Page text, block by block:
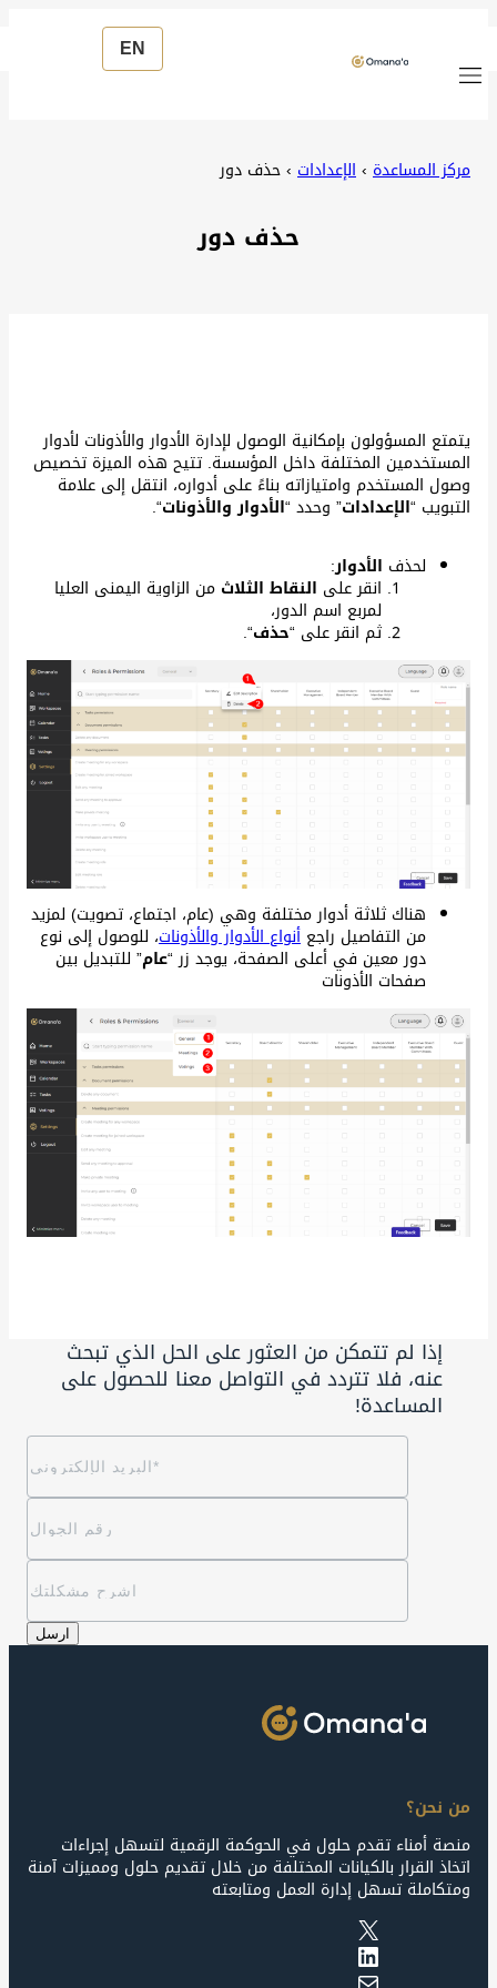
EN
مركز المساعدة ›الإعدادات ›حذف دور
حذف دور
يتمتع المسؤولون بإمكانية الوصول لإدارة الأدوار والأذونات لأدوار
المستخدمين المختلفة داخل المؤسسة. تتيح هذه الميزة تخصيص
وصول المستخدم وامتيازاته بناءً على أدواره، انتقل إلى علامة
التبويب “الإعدادات” وحدد “الأدوار والأذونات“.
لحذف الأدوار:
انقر على النقاط الثلاث من الزاوية اليمنى العليا
لمربع اسم الدور،
ثم انقر على “حذف“.
هناك ثلاثة أدوار مختلفة وهي (عام، اجتماع، تصويت) لمزيد
من التفاصيل راجع أنواع الأدوار والأذونات، للوصول إلى نوع
دور معين في أعلى الصفحة، يوجد زر “عام” للتبديل بين
صفحات الأذونات
إذا لم تتمكن من العثور على الحل الذي تبحث
عنه، فلا تتردد في التواصل معنا للحصول على
المساعدة!
من نحن؟
منصة أمناء تقدم حلول في الحوكمة الرقمية لتسهل إجراءات
اتخاذ القرار بالكيانات المختلفة من خلال تقديم حلول ومميزات آمنة
ومتكاملة تسهل إدارة العمل ومتابعته